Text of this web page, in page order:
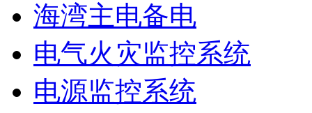
海湾主电备电
电气火灾监控系统
电源监控系统